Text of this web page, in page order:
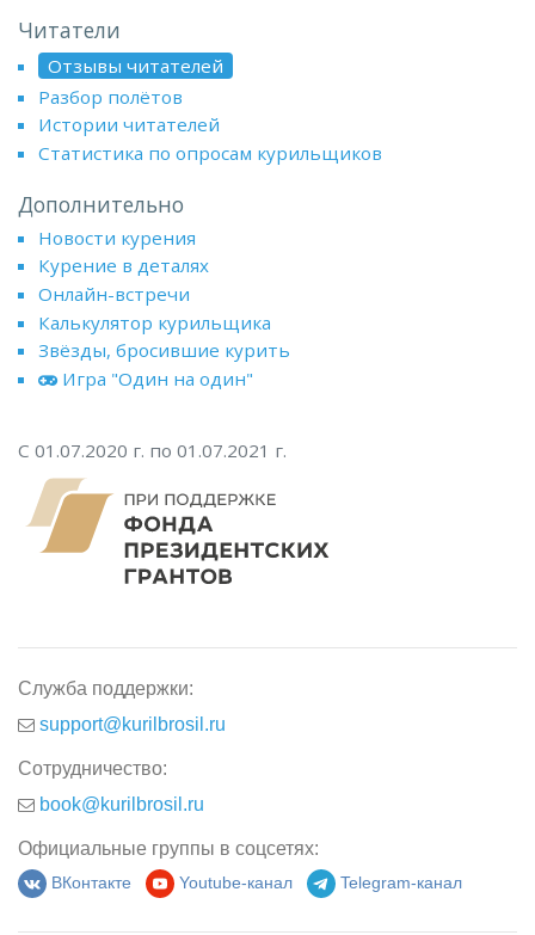
Читатели
Отзывы читателей
Разбор полётов
Истории читателей
Статистика по опросам курильщиков
Дополнительно
Новости курения
Курение в деталях
Онлайн-встречи
Калькулятор курильщика
Звёзды, бросившие курить
Игра "Один на один"
С 01.07.2020 г. по 01.07.2021 г.
Служба поддержки:
support@kurilbrosil.ru
Сотрудничество:
book@kurilbrosil.ru
Официальные группы в соцсетях:
ВКонтакте Youtube-канал Telegram-канал